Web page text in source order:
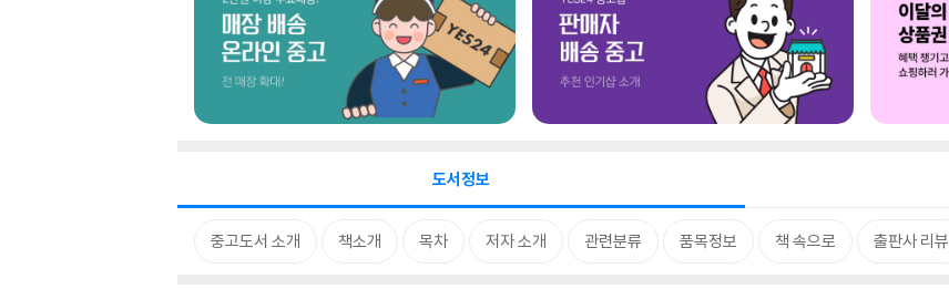
도서정보
중고도서 소개 책소개 목차 저자 소개 관련분류 품목정보 책 속으로 출판사 리뷰